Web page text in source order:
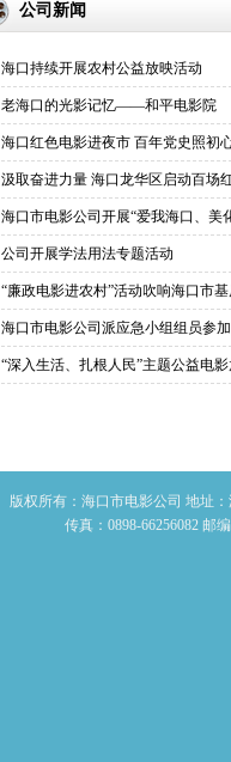
公司新闻
海口持续开展农村公益放映活动
老海口的光影记忆——和平电影院
海口红色电影进夜市 百年党史照初
汲取奋进力量 海口龙华区启动百场
海口市电影公司开展“爱我海口、美
公司开展学法用法专题活动
“廉政电影进农村”活动吹响海口市
海口市电影公司派应急小组组员参
“深入生活、扎根人民”主题公益电
版权所有：海口市电影公司 地址
传真：0898-66256082 邮